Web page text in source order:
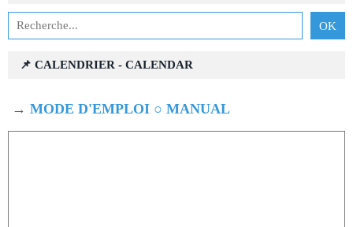
📌 CALENDRIER - CALENDAR
→ MODE D'EMPLOI ○ MANUAL